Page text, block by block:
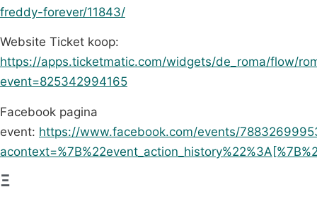
freddy-forever/11843/
Website Ticket koop:
https://apps.ticketmatic.com/widgets/de_roma/flow/
event=825342994165
Facebook pagina
event: https://www.facebook.com/events/
Ξ